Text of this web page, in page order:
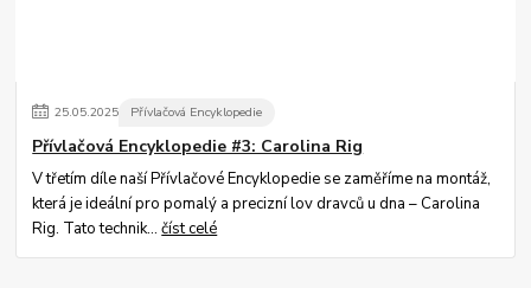
25.05.2025 Přívlačová Encyklopedie
Přívlačová Encyklopedie #3: Carolina Rig
V třetím díle naší Přívlačové Encyklopedie se zaměříme na montáž,
která je ideální pro pomalý a precizní lov dravců u dna – Carolina
Rig. Tato technik...číst celé